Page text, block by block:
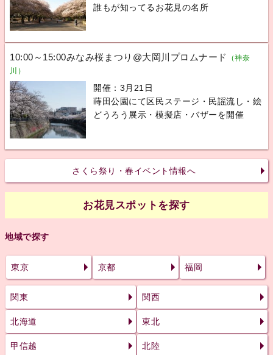
誰もが知ってるお花見の名所
10:00～15:00みなみ桜まつり@大岡川プロムナード
（神奈
川）
開催：3月21日
蒔田公園にて区民ステージ・民謡流し・絵
どうろう展示・模擬店・バザーを開催
さくら祭り・春イベント情報へ
お花見スポットを探す
地域で探す
東京 京都 福岡
関東 関西
北海道 東北
甲信越 北陸